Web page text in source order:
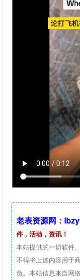
老表资源网：
件，活动，资讯！
本站提供的一切软件
不得将上述内容用于
负。本站信息来自网